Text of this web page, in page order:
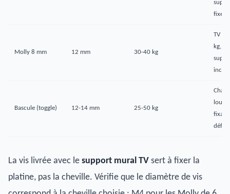
fixe
Molly 8 mm 12 mm 30-40 kg
TV
kg,
Bascule (toggle) 12-14 mm 25-50 kg
La vis livrée avec le support mural TV sert à fixer la
platine, pas la cheville. Vérifie que le diamètre de vis